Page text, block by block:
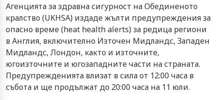
Агенцията за здравна сигурност на Обединеното
кралство (UKHSA) издаде жълти предупреждения за
опасно време (heat health alerts) за редица региони
в Англия, включително Източен Мидландс, Западен
Мидландс, Лондон, както и източните,
югоизточните и югозападните части на страната.
Предупрежденията влизат в сила от 12:00 часа в
събота и ще продължат до 20:00 часа на 11 юли.